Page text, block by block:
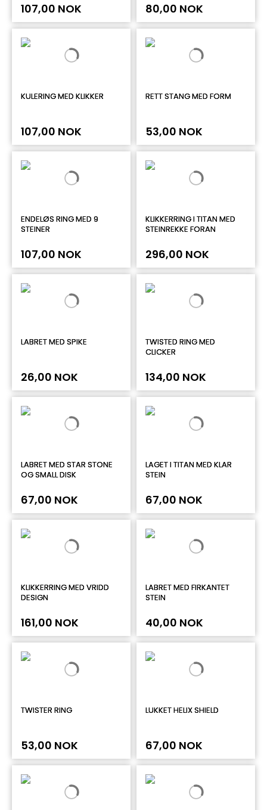
107,00 NOK 80,00 NOK
KULERING MED KLIKKER
107,00 NOK
RETT STANG MED FORM
53,00 NOK
ENDELØS RING MED 9
STEINER
107,00 NOK
KLIKKERRING I TITAN MED
STEINREKKE FORAN
296,00 NOK
LABRET MED SPIKE
26,00 NOK
TWISTED RING MED
CLICKER
134,00 NOK
LABRET MED STAR STONE
OG SMALL DISK
67,00 NOK
LAGET I TITAN MED KLAR
STEIN
67,00 NOK
KLIKKERRING MED VRIDD
DESIGN
161,00 NOK
LABRET MED FIRKANTET
STEIN
40,00 NOK
TWISTER RING
53,00 NOK
LUKKET HELIX SHIELD
67,00 NOK